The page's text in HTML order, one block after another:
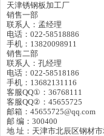
天津锈钢板加工厂
销售一部
联系人：孟经理
电话：022-58518886
手机：13820098911
销售二部
联系人：孔经理
电话：022-58518186
手机：13682131116
客服QQ①：36768111
客服QQ②：45655725
邮箱：45655725@qq.com
邮 编：300400
地 址：天津市北辰区钢材市